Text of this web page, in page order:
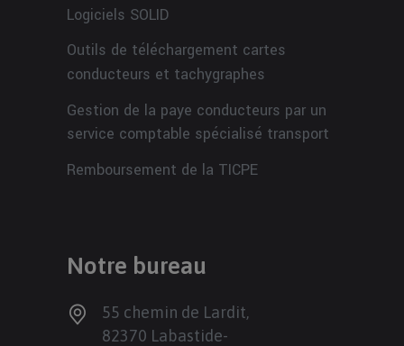
Logiciels SOLID
Outils de téléchargement cartes
conducteurs et tachygraphes
Gestion de la paye conducteurs par un
service comptable spécialisé transport
Remboursement de la TICPE
Notre bureau
55 chemin de Lardit,
82370 Labastide-